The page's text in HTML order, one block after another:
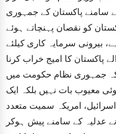
سامنے پاکستان کے جمہوری
کو نقصان پہنچاتے ہوئے
بیرونی سرمایہ کاری کیلئے
پاکستان کا امیج خراب کرنا
کہ جمہوری نظام حکومت میں
معیوب بات نہیں بلکہ ایک
امریکہ سمیت متعدد
عدلیہ کے سامنے پیش ہوکر